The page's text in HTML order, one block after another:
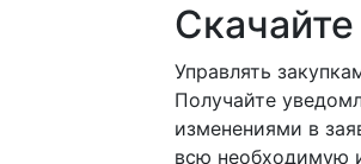
Управлять
Получайте
изменениями в
всю необходимую